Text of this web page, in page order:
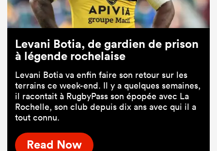
Levani Botia, de gardien de prison
à légende rochelaise
Levani Botia va enfin faire son retour sur les
terrains ce week-end. Il y a quelques semaines,
il racontait à RugbyPass son épopée avec La
Rochelle, son club depuis dix ans avec qui il a
tout connu.
Read Now